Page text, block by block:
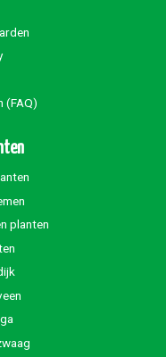
(FAQ)
planten